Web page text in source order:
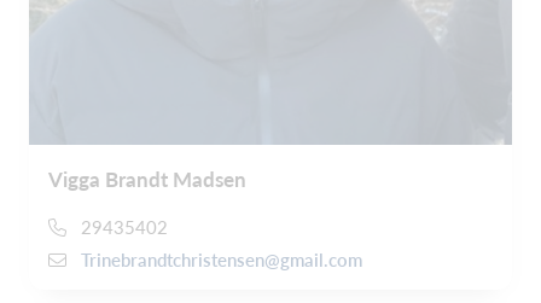
Vigga Brandt Madsen
29435402
Trinebrandtchristensen@gmail.com